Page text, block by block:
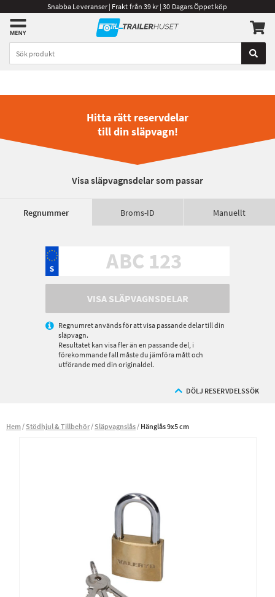
Snabba Leveranser | Frakt från 39 kr | 30 Dagars Öppet köp
Hitta rätt reservdelar
till din släpvagn!
Visa släpvagnsdelar som passar
Regnummer Broms-ID Manuellt
VISA SLÄPVAGNSDELAR
Regnumret används för att visa passande delar till din
släpvagn.
Resultatet kan visa fler än en passande del, i
förekommande fall måste du jämföra mått och
utförande med din originaldel.
DÖLJ RESERVDELSSÖK
Hem Stödhjul & Tillbehör Släpvagnslås Hänglås 9x5 cm